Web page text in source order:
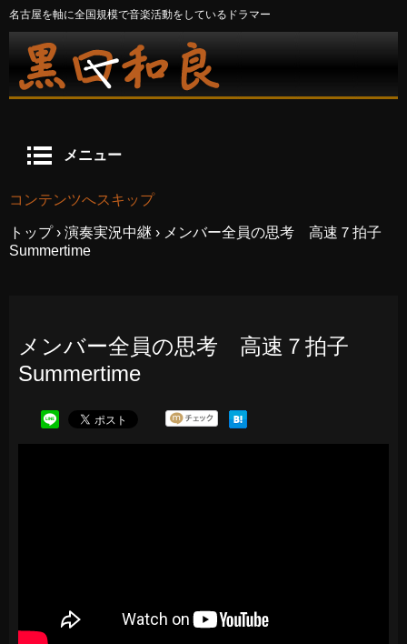
名古屋を軸に全国規模で音楽活動をしているドラマー
メニュー
コンテンツへスキップ
トップ › 演奏実況中継 › メンバー全員の思考 高速７拍子
Summertime
メンバー全員の思考 高速７拍子
Summertime